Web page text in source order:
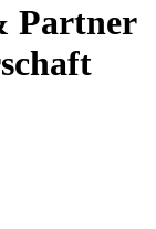
Partner